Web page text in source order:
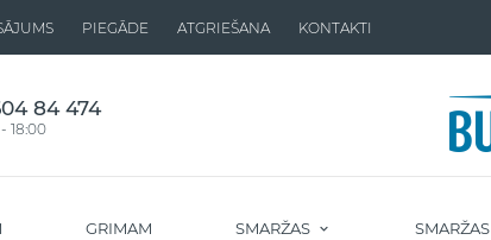
PIEGĀDE ATGRIEŠANA KONTAKTI
84 474
18:00
GRIMAM SMARŽAS SMARŽAS